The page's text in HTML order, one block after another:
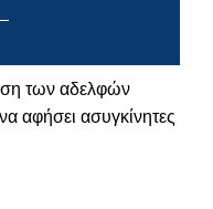
των αδελφών
αφήσει ασυγκίνητες